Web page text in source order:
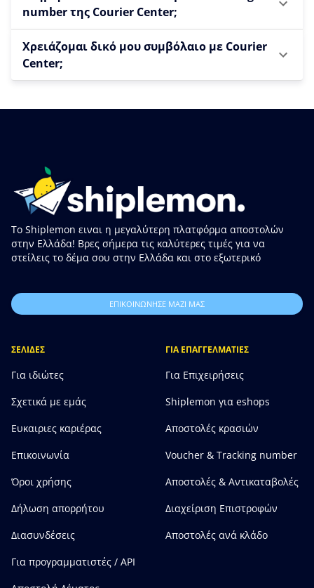
number της Courier Center;
Χρειάζομαι δικό μου συμβόλαιο με Courier
Center;
Το Shiplemon ειναι η μεγαλύτερη πλατφόρμα αποστολών
στην Ελλάδα! Βρες σήμερα τις καλύτερες τιμές για να
στείλεις το δέμα σου στην Ελλάδα και στο εξωτερικό
ΕΠΙΚΟΙΝΩΝΗΣΕ ΜΑΖΙ ΜΑΣ
ΣΕΛΙΔΕΣ
Για ιδιώτες
Σχετικά με εμάς
Ευκαιριες καριέρας
Επικοινωνία
Όροι χρήσης
Δήλωση απορρήτου
Διασυνδέσεις
Για προγραμματιστές / API
ΓΙΑ ΕΠΑΓΓΕΛΜΑΤΙΕΣ
Για Επιχειρήσεις
Shiplemon για eshops
Αποστολές κρασιών
Voucher & Tracking number
Αποστολές & Αντικαταβολές
Διαχείριση Επιστροφών
Αποστολές ανά κλάδο